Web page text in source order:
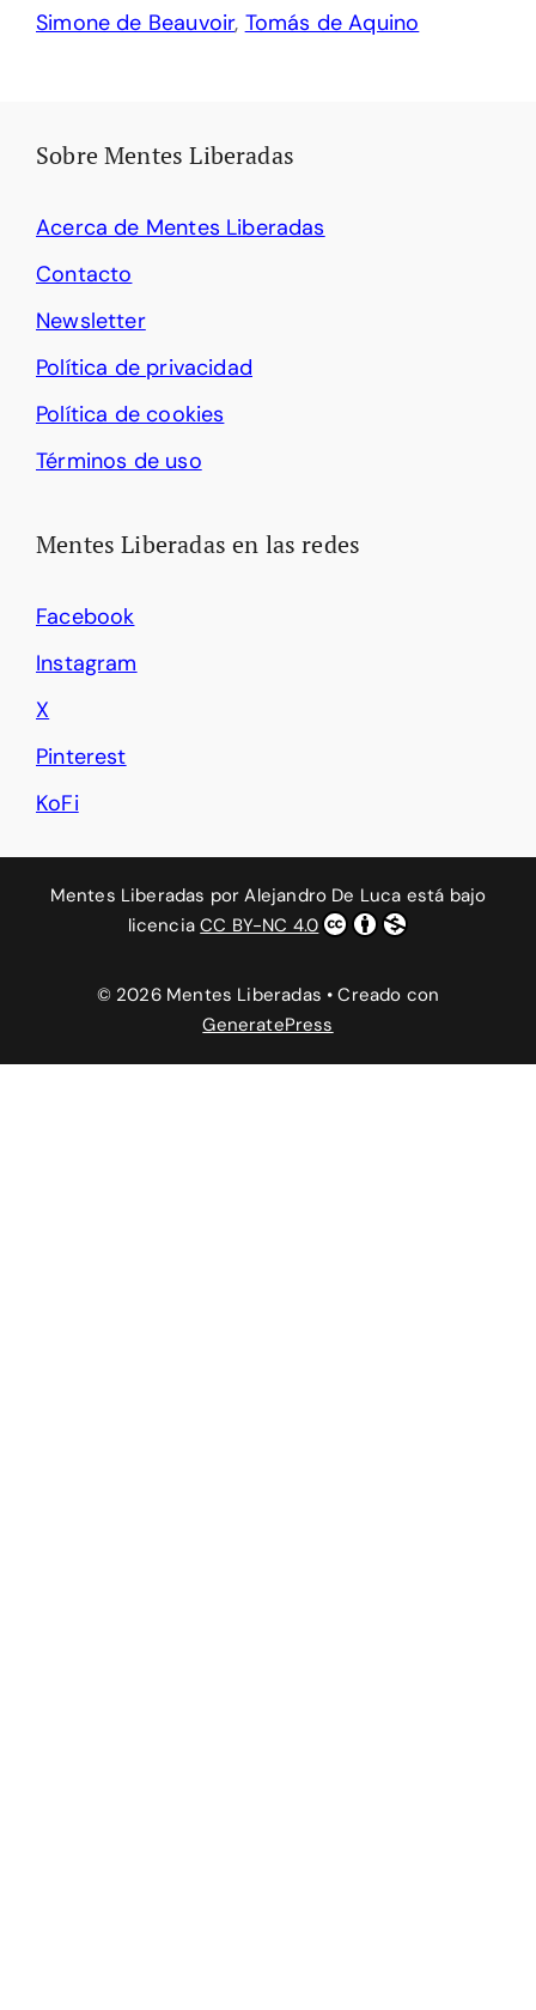
Simone de Beauvoir, Tomás de Aquino
Sobre Mentes Liberadas
Acerca de Mentes Liberadas
Contacto
Newsletter
Política de privacidad
Política de cookies
Términos de uso
Mentes Liberadas en las redes
Facebook
Instagram
X
Pinterest
KoFi
Mentes Liberadas porAlejandro De Luca está bajo
licenciaCC BY-NC 4.0
© 2026 Mentes Liberadas • Creado con
GeneratePress